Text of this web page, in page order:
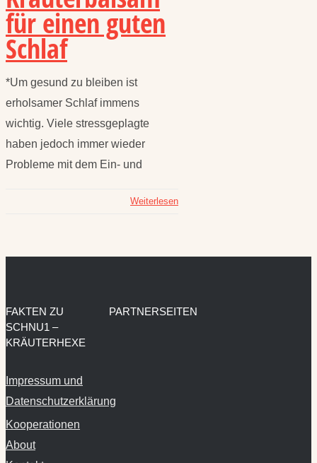
für einen guten
Schlaf
*Um gesund zu bleiben ist
erholsamer Schlaf immens
wichtig. Viele stressgeplagte
haben jedoch immer wieder
Probleme mit dem Ein- und
Weiterlesen
FAKTEN ZU
SCHNU1 –
KRÄUTERHEXE
Impressum und
Datenschutzerklärung
Kooperationen
About
PARTNERSEITEN